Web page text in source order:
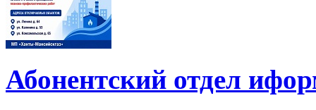
Абонентский отдел